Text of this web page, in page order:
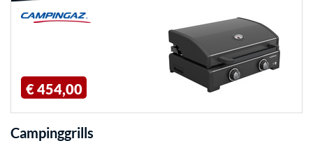
€ 454,00
Campinggrills